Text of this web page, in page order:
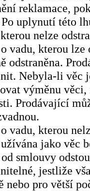
reklamace,
uplynutí této
nelze
vadu, kterou lze
odstraněna.
Nebyla-li věc
výměnu
Prodávající
vadu, kterou
jako věc
smlouvy
jestliže
nebo pro větší